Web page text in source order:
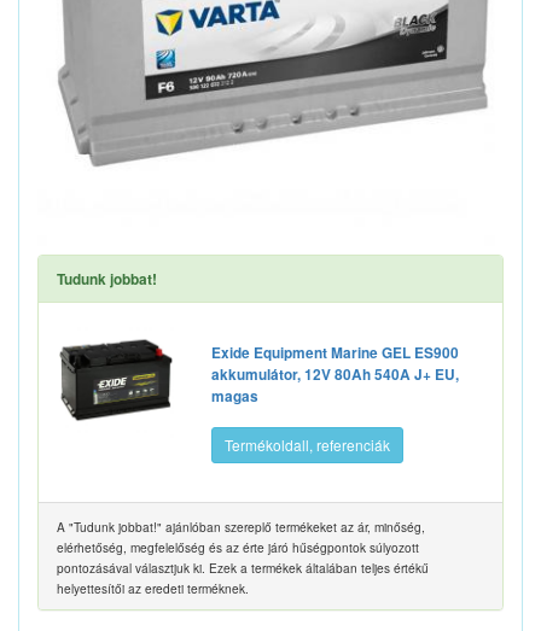
Tudunk jobbat!
Exide Equipment Marine GEL ES900
akkumulátor, 12V 80Ah 540A J+ EU,
magas
Termékoldall, referenciák
A "Tudunk jobbat!" ajánlóban szereplő termékeket az ár, minőség,
elérhetőség, megfelelőség és az érte járó hűségpontok súlyozott
pontozásával választjuk ki. Ezek a termékek általában teljes értékű
helyettesítői az eredeti terméknek.